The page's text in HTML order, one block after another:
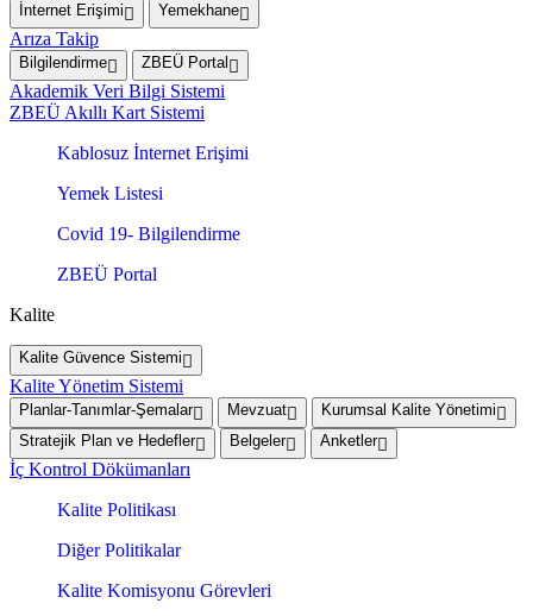
İnternet Erişimi Yemekhane
Arıza Takip
Bilgilendirme ZBEÜ Portal
Akademik Veri Bilgi Sistemi
ZBEÜ Akıllı Kart Sistemi
Kablosuz İnternet Erişimi
Yemek Listesi
Covid 19- Bilgilendirme
ZBEÜ Portal
Kalite
Kalite Güvence Sistemi
Kalite Yönetim Sistemi
Planlar-Tanımlar-Şemalar Mevzuat
Kurumsal Kalite Yönetimi
Stratejik Plan ve Hedefler
Belgeler Anketler
İç Kontrol Dökümanları
Kalite Politikası
Diğer Politikalar
Kalite Komisyonu Görevleri